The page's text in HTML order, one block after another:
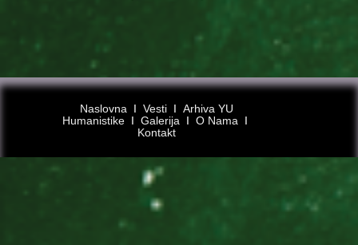
Naslovna Ι Vesti Ι Arhiva YU
Humanistike Ι Galerija Ι O Nama
Ι
Kontakt